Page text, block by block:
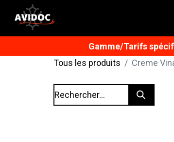
Gamme/Tarifs
Tous les produits
Creme